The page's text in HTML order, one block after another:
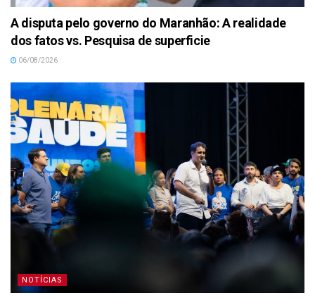
A disputa pelo governo do Maranhão: A realidade
dos fatos vs. Pesquisa de superficie
06/08/2026
NOTÍCIAS